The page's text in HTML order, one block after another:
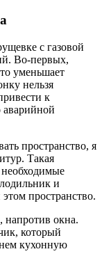
с газовой
Во-первых,
уменьшает
нельзя
к
пространство, я
Такая
необходимые
и
пространство.
напротив окна.
который
нем кухонную